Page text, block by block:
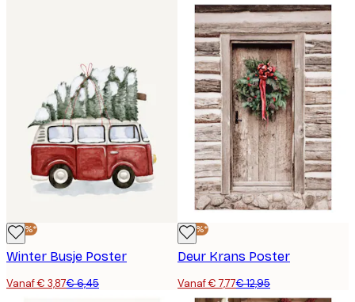
-40%*
Winter Busje Poster
Vanaf € 3,87€ 6,45
-40%*
Deur Krans Poster
Vanaf € 7,77€ 12,95